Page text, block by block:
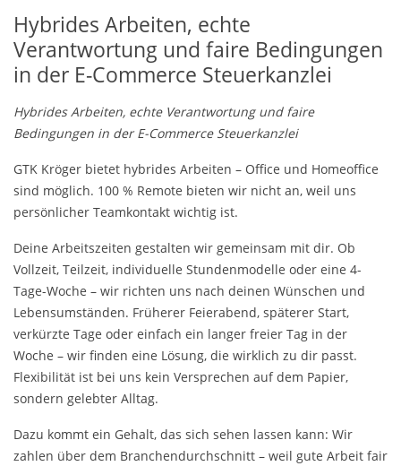
Hybrides Arbeiten, echte
Verantwortung und faire Bedingungen
in der E-Commerce Steuerkanzlei
Hybrides Arbeiten, echte Verantwortung und faire
Bedingungen in der E-Commerce Steuerkanzlei
GTK Kröger bietet hybrides Arbeiten – Office und Homeoffice
sind möglich. 100 % Remote bieten wir nicht an, weil uns
persönlicher Teamkontakt wichtig ist.
Deine Arbeitszeiten gestalten wir gemeinsam mit dir. Ob
Vollzeit, Teilzeit, individuelle Stundenmodelle oder eine 4-
Tage-Woche – wir richten uns nach deinen Wünschen und
Lebensumständen. Früherer Feierabend, späterer Start,
verkürzte Tage oder einfach ein langer freier Tag in der
Woche – wir finden eine Lösung, die wirklich zu dir passt.
Flexibilität ist bei uns kein Versprechen auf dem Papier,
sondern gelebter Alltag.
Dazu kommt ein Gehalt, das sich sehen lassen kann: Wir
zahlen über dem Branchendurchschnitt – weil gute Arbeit fair